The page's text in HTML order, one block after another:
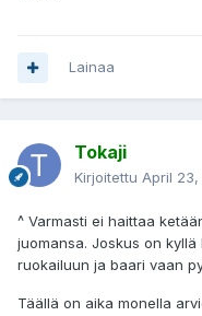
Lainaa
Tokaji
Kirjoitettu April 23,
^ Varmasti ei haittaa
juomansa. Joskus on
ruokailuun ja baari vaan
Täällä on aika monella